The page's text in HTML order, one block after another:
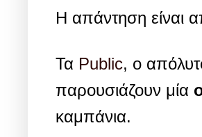
Η απάντηση είναι
Τα Public, ο
παρουσιάζουν μία
καμπάνια.